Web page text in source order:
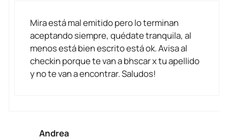
Mira está mal emitido pero lo terminan
aceptando siempre, quédate tranquila, al
menos está bien escrito está ok. Avisa al
checkin porque te van a bhscar x tu apellido
y no te van a encontrar. Saludos!
Andrea